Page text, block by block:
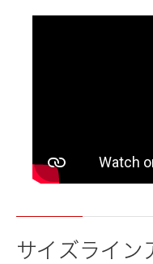
サイズライン